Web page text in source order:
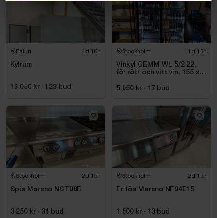
Falun 4d 16h
Kylrum
16 050 kr · 123 bud
Stockholm 11d 16h
Vinkyl GEMM WL 5/2 22,
för rött och vitt vin, 155 x
5 050 kr · 17 bud
Stockholm 2d 15h
Spis Mareno NCT98E
3 250 kr · 34 bud
Stockholm 2d 15h
Fritös Mareno NF94E15
1 500 kr · 13 bud